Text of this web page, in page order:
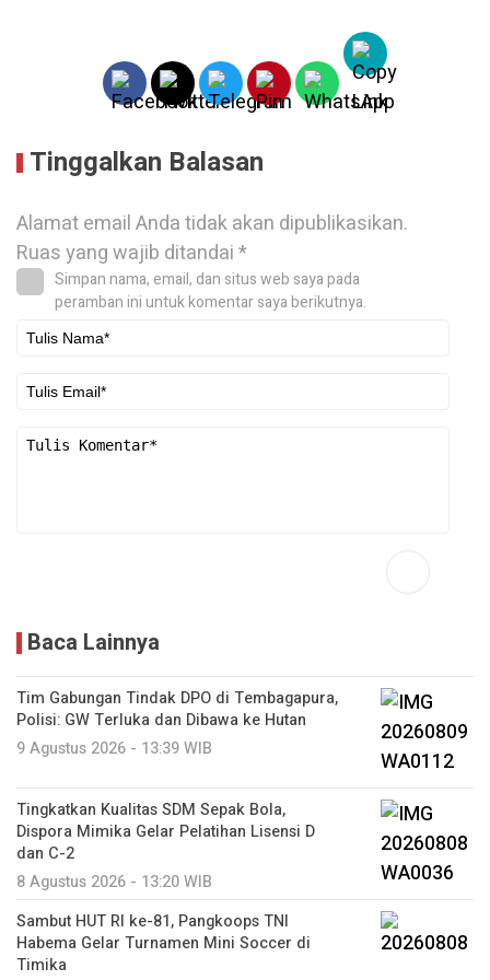
Tinggalkan Balasan
Alamat email Anda tidak akan dipublikasikan.
Ruas yang wajib ditandai*
Simpan nama, email, dan situs web saya pada
peramban ini untuk komentar saya berikutnya.
Baca Lainnya
Tim Gabungan Tindak DPO di Tembagapura,
Polisi: GW Terluka dan Dibawa ke Hutan
9 Agustus 2026 - 13:39 WIB
Tingkatkan Kualitas SDM Sepak Bola,
Dispora Mimika Gelar Pelatihan Lisensi D
dan C-2
8 Agustus 2026 - 13:20 WIB
Sambut HUT RI ke-81, Pangkoops TNI
Habema Gelar Turnamen Mini Soccer di
Timika